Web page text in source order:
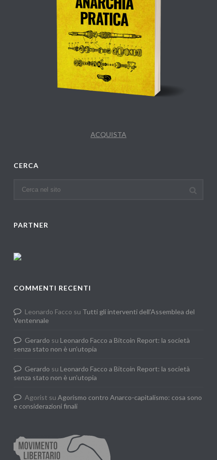
ACQUISTA
CERCA
PARTNER
COMMENTI RECENTI
Leonardo Facco su Tutti gli interventi dell’Assemblea del
Ventennale
Gerardo su Leonardo Facco a Bitcoin Report: la società
senza stato non è un’utopia
Gerardo su Leonardo Facco a Bitcoin Report: la società
senza stato non è un’utopia
Agorist suAgorismo contro Anarco-capitalismo: cosa sono
e considerazioni finali